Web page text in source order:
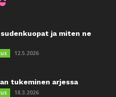
ja miten ne
12.5.2026
tukeminen arjessa
18.3.2026